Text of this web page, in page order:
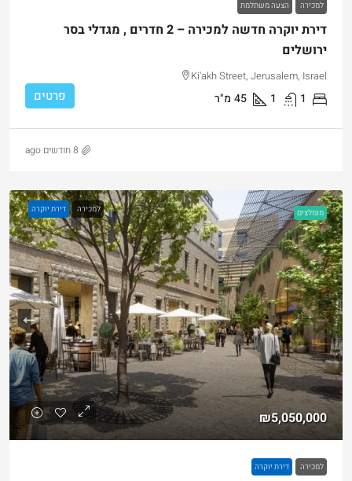
למכירה הצעה משתלמת
דירת יוקרה חדשה למכירה – 2 חדרים , מגדלי בסר
ירושלים
Ki'akh Street, Jerusalem, Israel
1
1
45 מ"ר פרטים
8 חודשים ago
מומלצים למכירה דירת יוקרה
₪5,050,000
למכירה דירת יוקרה